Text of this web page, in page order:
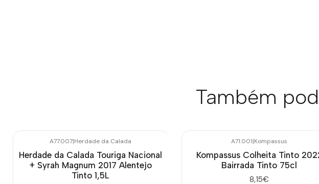
Também
A77.007|Herdade da Calada
Herdade da Calada Touriga Nacional
+ Syrah Magnum 2017 Alentejo
Tinto 1,5L
A71.001|Kompassus
Kompassus Colheita Tinto
Bairrada Tinto 75cl
8,15€